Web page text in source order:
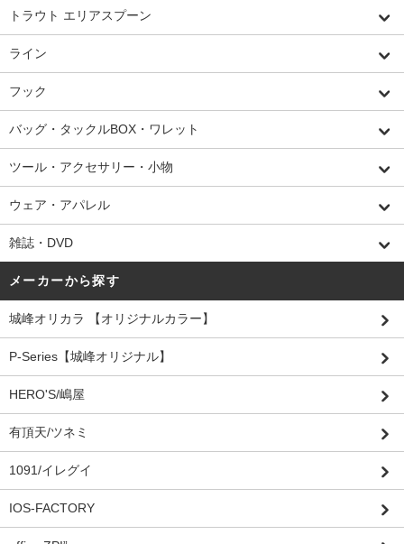
トラウト エリアスプーン
ライン
フック
バッグ・タックルBOX・ワレット
ツール・アクセサリー・小物
ウェア・アパレル
雑誌・DVD
メーカーから探す
城峰オリカラ 【オリジナルカラー】
P-Series【城峰オリジナル】
HERO'S/嶋屋
有頂天/ツネミ
1091/イレグイ
IOS-FACTORY